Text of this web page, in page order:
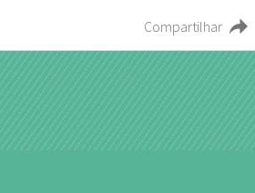
Compartilhar